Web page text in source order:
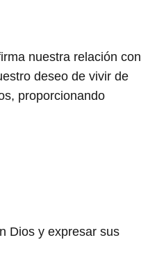
nuestra relación con
deseo de vivir de
proporcionando
Dios y expresar sus